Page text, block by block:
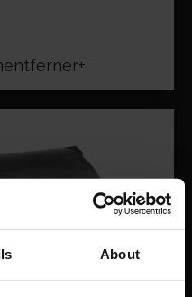
About